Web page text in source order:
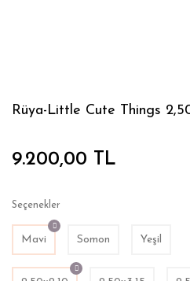
Rüya-Little Cute Things
9.200,00 TL
Seçenekler
Mavi Somon Yeşil